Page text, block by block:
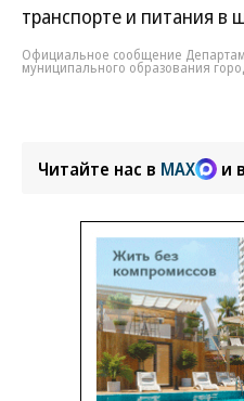
транспорте и питания в
Официальное сообщение
муниципального образования
Читайте нас в MAX и в